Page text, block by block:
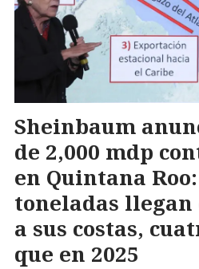
Sheinbaum
de 2,000 mdp
en Quintana
toneladas
a sus costas,
que en 2025